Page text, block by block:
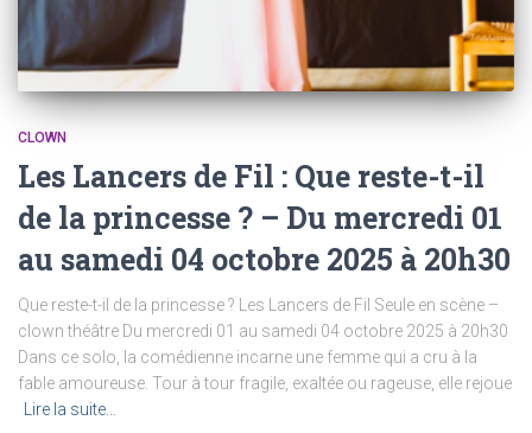
CLOWN
Les Lancers de Fil : Que reste-t-il
de la princesse ? – Du mercredi 01
au samedi 04 octobre 2025 à 20h30
Que reste-t-il de la princesse ? Les Lancers de Fil Seule en scène –
clown théâtre Du mercredi 01 au samedi 04 octobre 2025 à 20h30
Dans ce solo, la comédienne incarne une femme qui a cru à la
fable amoureuse. Tour à tour fragile, exaltée ou rageuse, elle rejoue
Lire la suite…